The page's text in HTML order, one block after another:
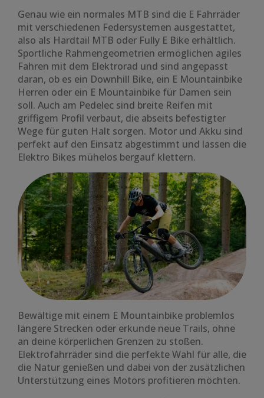
Genau wie ein normales MTB sind die E Fahrräder
mit verschiedenen Federsystemen ausgestattet,
also als Hardtail MTB oder Fully E Bike erhältlich.
Sportliche Rahmengeometrien ermöglichen agiles
Fahren mit dem Elektrorad und sind angepasst
daran, ob es ein Downhill Bike, ein E Mountainbike
Herren oder ein E Mountainbike für Damen sein
soll. Auch am Pedelec sind breite Reifen mit
griffigem Profil verbaut, die abseits befestigter
Wege für guten Halt sorgen. Motor und Akku sind
perfekt auf den Einsatz abgestimmt und lassen die
Elektro Bikes mühelos bergauf klettern.
Bewältige mit einem E Mountainbike problemlos
längere Strecken oder erkunde neue Trails, ohne
an deine körperlichen Grenzen zu stoßen.
Elektrofahrräder sind die perfekte Wahl für alle, die
die Natur genießen und dabei von der zusätzlichen
Unterstützung eines Motors profitieren möchten.